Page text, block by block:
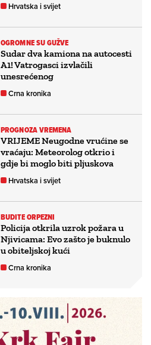
Hrvatska i svijet
OGROMNE SU GUŽVE
Sudar dva kamiona na autocesti
A1! Vatrogasci izvlačili
unesrećenog
Crna kronika
PROGNOZA VREMENA
VRIJEME Neugodne vrućine se
vraćaju: Meteorolog otkrio i
gdje bi moglo biti pljuskova
Hrvatska i svijet
BUDITE ORPEZNI
Policija otkrila uzrok požara u
Njivicama: Evo zašto je buknulo
u obiteljskoj kući
Crna kronika